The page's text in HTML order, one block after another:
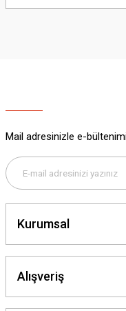
yetersiz gördüğünüz
Bu ürüne benzer farklı
Mail adresinizle e-
Kurumsal
Alışveriş